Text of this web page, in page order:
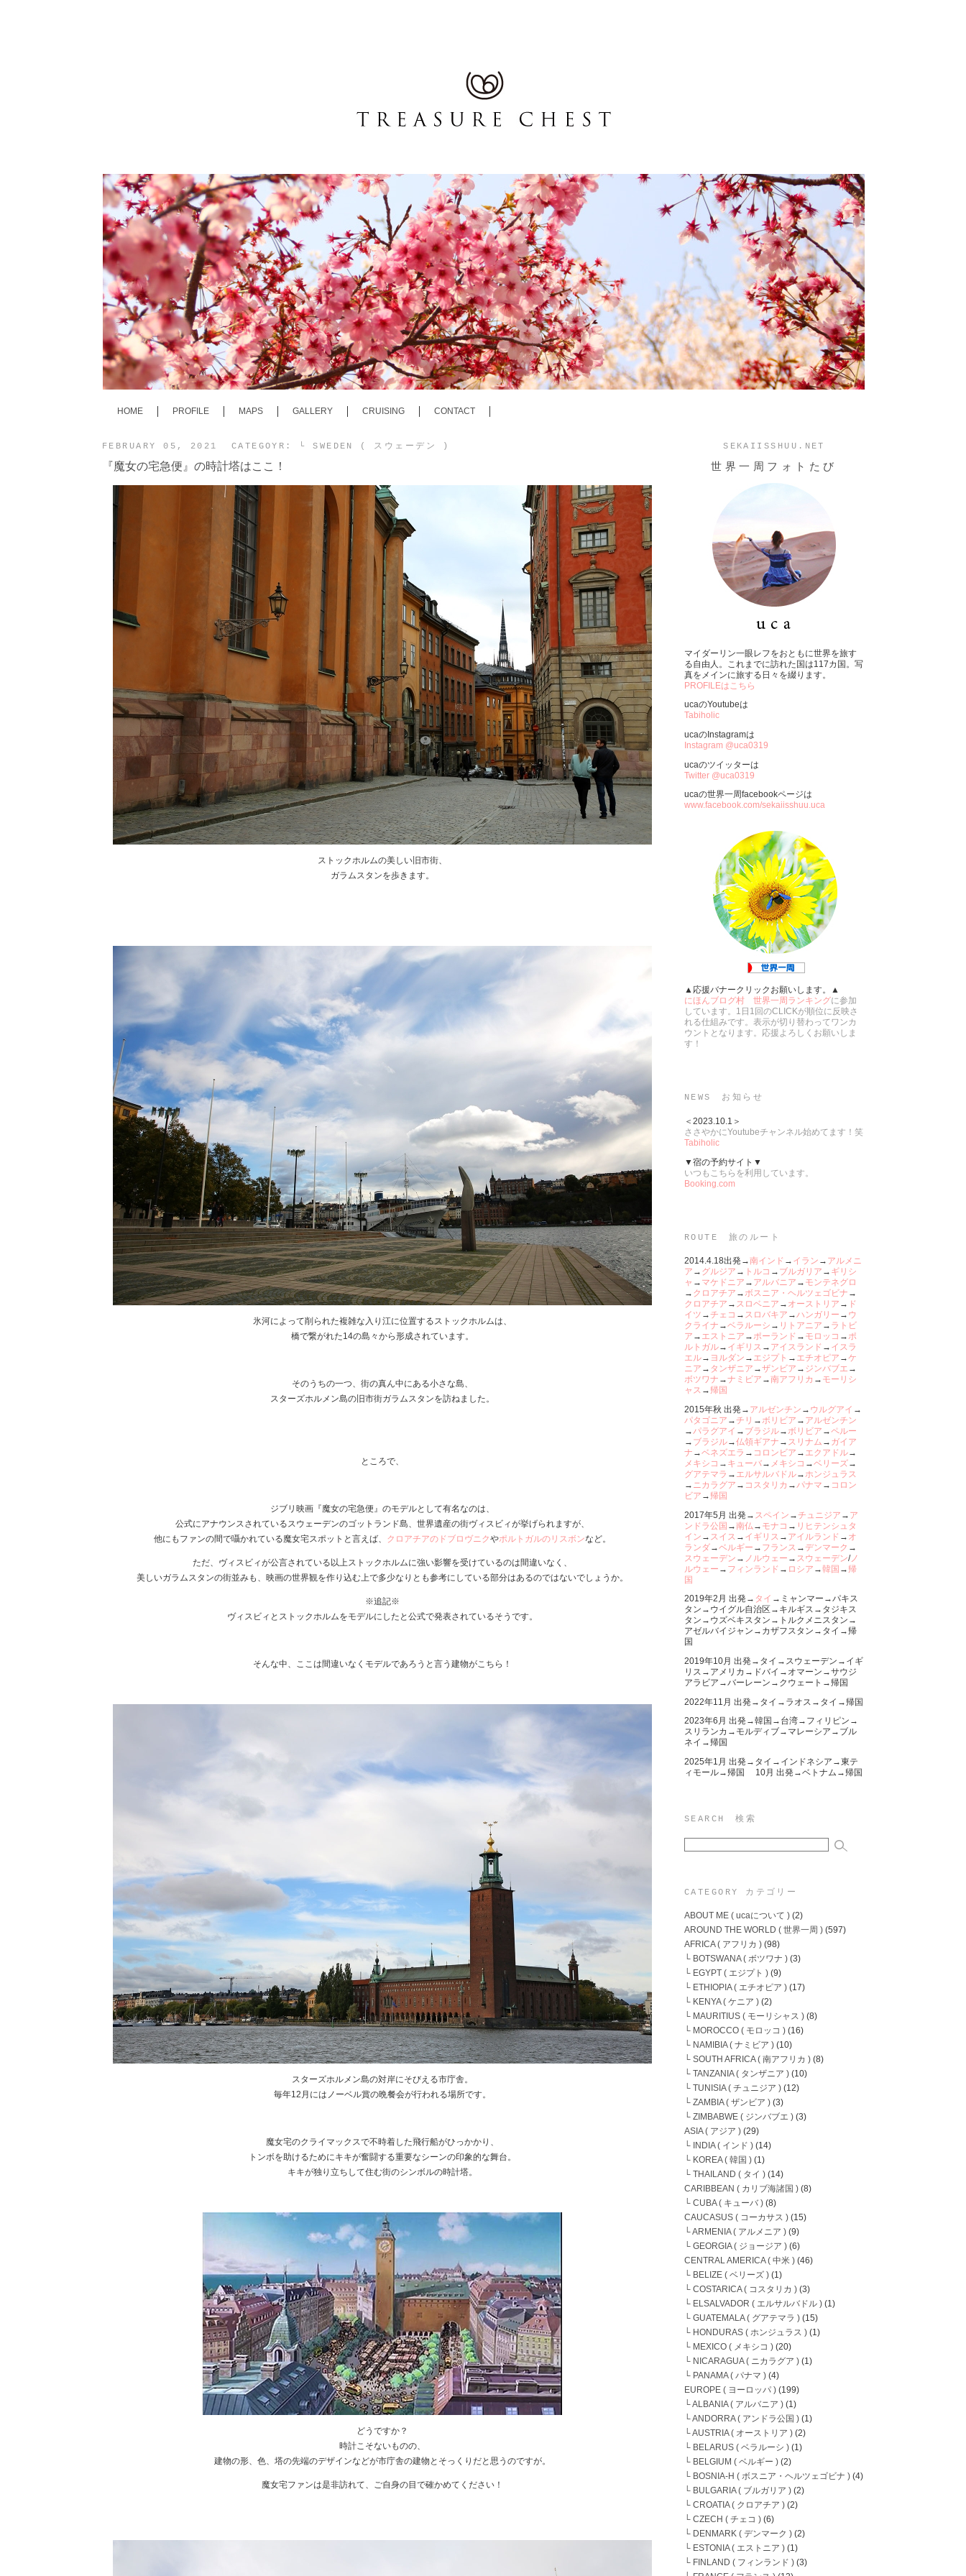
HOME PROFILE MAPS GALLERY CRUISING CONTACT
FEBRUARY 05, 2021 CATEGOYR: └ SWEDEN ( スウェーデン )
『魔女の宅急便』の時計塔はここ！
ストックホルムの美しい旧市街、
ガラムスタンを歩きます。
氷河によって削られた複雑な入り江に位置するストックホルムは、
橋で繋がれた14の島々から形成されています。
そのうちの一つ、街の真ん中にある小さな島、
スターズホルメン島の旧市街ガラムスタンを訪ねました。
ところで、
ジブリ映画『魔女の宅急便』のモデルとして有名なのは、
公式にアナウンスされているスウェーデンのゴットランド島、世界遺産の街ヴィスビィが挙げられますが、
他にもファンの間で囁かれている魔女宅スポットと言えば、 クロアチアのドブロヴニクやポルトガルのリスボンなど。
ただ、ヴィスビィが公言されている以上ストックホルムに強い影響を受けているのは間違いなく、
美しいガラムスタンの街並みも、映画の世界観を作り込む上で多少なりとも参考にしている部分はあるのではないでしょうか。
※追記※
ヴィスビィとストックホルムをモデルにしたと公式で発表されているそうです。
そんな中、ここは間違いなくモデルであろうと言う建物がこちら！
スターズホルメン島の対岸にそびえる市庁舎。
毎年12月にはノーベル賞の晩餐会が行われる場所です。
魔女宅のクライマックスで不時着した飛行船がひっかかり、
トンボを助けるためにキキが奮闘する重要なシーンの印象的な舞台。
キキが独り立ちして住む街のシンボルの時計塔。
どうですか？
時計こそないものの、
建物の形、色、塔の先端のデザインなどが市庁舎の建物とそっくりだと思うのですが。
魔女宅ファンは是非訪れて、ご自身の目で確かめてください！
SEKAIISSHUU.NET
世界一周フォトたび
マイダーリン一眼レフをおともに世界を旅す
る自由人。これまでに訪れた国は117カ国。写
真をメインに旅する日々を綴ります。
PROFILEはこちら
ucaのYoutubeは
Tabiholic
ucaのInstagramは
Instagram @uca0319
ucaのツイッターは
Twitter @uca0319
ucaの世界一周facebookページは
www.facebook.com/sekaiisshuu.uca
▲応援バナークリックお願いします。▲
にほんブログ村 世界一周ランキングに参加
しています。1日1回のCLICKが順位に反映さ
れる仕組みです。表示が切り替わってワンカ
ウントとなります。応援よろしくお願いしま
す！
NEWS お知らせ
＜2023.10.1＞
ささやかにYoutubeチャンネル始めてます！笑
Tabiholic
▼宿の予約サイト▼
いつもこちらを利用しています。
Booking.com
ROUTE 旅のルート
2014.4.18出発→南インド → イラン → アルメニ
ア → グルジア → トルコ → ブルガリア → ギリシ
ャ → マケドニア → アルバニア → モンテネグロ
→ クロアチア → ボスニア・ヘルツェゴビナ →
クロアチア → スロベニア → オーストリア → ド
イツ →チェコ → スロバキア → ハンガリー → ウ
クライナ →ベラルーシ → リトアニア → ラトビ
ア → エストニア → ポーランド → モロッコ → ポ
ルトガル→ イギリス → アイスランド → イスラ
エル→ ヨルダン → エジプト → エチオピア →ケ
ニア → タンザニア →ザンビア → ジンバブエ →
ボツワナ →ナミビア →南アフリカ → モーリシ
ャス → 帰国
2015年秋 出発→ アルゼンチン → ウルグアイ →
パタゴニア →チリ → ボリビア → アルゼンチン
→ パラグアイ → ブラジル→ ボリビア →ペルー
→ ブラジル→仏領ギアナ → スリナム → ガイア
ナ →ベネズエラ → コロンビア → エクアドル→
メキシコ → キューバ→ メキシコ →ベリーズ→
グアテマラ → エルサルバドル→ ホンジュラス
→ ニカラグア → コスタリカ → パナマ → コロン
ビア → 帰国
2017年5月 出発→ スペイン →チュニジア → ア
ンドラ公国 →南仏 → モナコ → リヒテンシュタ
イン → スイス → イギリス → アイルランド → オ
ランダ→ベルギー → フランス → デンマーク →
スウェーデン → ノルウェー → スウェーデン/ノ
ルウェー → フィンランド → ロシア →韓国 → 帰
国
2019年2月 出発→ タイ →ミャンマー→パキス
タン→ウイグル自治区→キルギス→タジキス
タン→ウズベキスタン→トルクメニスタン→
アゼルバイジャン→カザフスタン→タイ→帰
国
2019年10月 出発→タイ→スウェーデン→イギ
リス→アメリカ→ドバイ→オマーン→サウジ
アラビア→バーレーン→クウェート→帰国
2022年11月 出発→タイ→ラオス→タイ→帰国
2023年6月 出発→韓国→台湾→フィリピン→
スリランカ→モルディブ→マレーシア→ブル
ネイ→帰国
2025年1月 出発→タイ→インドネシア→東テ
ィモール→帰国 10月 出発→ベトナム→帰国
SEARCH 検索
CATEGORY カテゴリー
ABOUT ME ( ucaについて ) (2)
AROUND THE WORLD ( 世界一周 ) (597)
AFRICA ( アフリカ ) (98)
└ BOTSWANA ( ボツワナ ) (3)
└ EGYPT ( エジプト ) (9)
└ ETHIOPIA ( エチオピア ) (17)
└ KENYA ( ケニア ) (2)
└ MAURITIUS ( モーリシャス ) (8)
└ MOROCCO ( モロッコ ) (16)
└ NAMIBIA ( ナミビア ) (10)
└ SOUTH AFRICA ( 南アフリカ ) (8)
└ TANZANIA ( タンザニア ) (10)
└ TUNISIA ( チュニジア ) (12)
└ ZAMBIA ( ザンビア ) (3)
└ ZIMBABWE ( ジンバブエ ) (3)
ASIA ( アジア ) (29)
└ INDIA ( インド ) (14)
└ KOREA ( 韓国 ) (1)
└ THAILAND ( タイ ) (14)
CARIBBEAN ( カリブ海諸国 ) (8)
└ CUBA ( キューバ ) (8)
CAUCASUS ( コーカサス ) (15)
└ ARMENIA ( アルメニア ) (9)
└ GEORGIA ( ジョージア ) (6)
CENTRAL AMERICA ( 中米 ) (46)
└ BELIZE ( ベリーズ ) (1)
└ COSTARICA ( コスタリカ ) (3)
└ ELSALVADOR ( エルサルバドル ) (1)
└ GUATEMALA ( グアテマラ ) (15)
└ HONDURAS ( ホンジュラス ) (1)
└ MEXICO ( メキシコ ) (20)
└ NICARAGUA ( ニカラグア ) (1)
└ PANAMA ( パナマ ) (4)
EUROPE ( ヨーロッパ ) (199)
└ ALBANIA ( アルバニア ) (1)
└ ANDORRA ( アンドラ公国 ) (1)
└ AUSTRIA ( オーストリア ) (2)
└ BELARUS ( ベラルーシ ) (1)
└ BELGIUM ( ベルギー ) (2)
└ BOSNIA-H ( ボスニア・ヘルツェゴビナ ) (4)
└ BULGARIA ( ブルガリア ) (2)
└ CROATIA ( クロアチア ) (2)
└ CZECH ( チェコ ) (6)
└ DENMARK ( デンマーク ) (2)
└ ESTONIA ( エストニア ) (1)
└ FINLAND ( フィンランド ) (3)